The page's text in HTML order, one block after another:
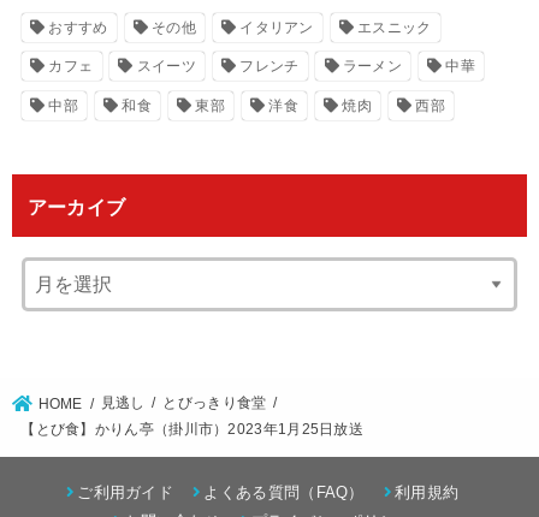
おすすめ その他 イタリアン エスニック
カフェ スイーツ フレンチ ラーメン 中華
中部 和食 東部 洋食 焼肉 西部
アーカイブ
HOME 見逃し
とびっきり食堂
【とび食】かりん亭（掛川市）2023年1月25日放送
ご利用ガイド よくある質問（FAQ）
利用規約